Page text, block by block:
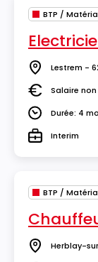
Lieu Lestrem -
Salaire
Salaire
DuréeDurée: 4
TypeInterim
Lieu Herblay-